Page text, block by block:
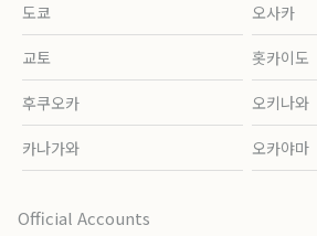
도쿄 오사카
교토 홋카이도
후쿠오카 오키나와
카나가와 오카야마
Official Accounts